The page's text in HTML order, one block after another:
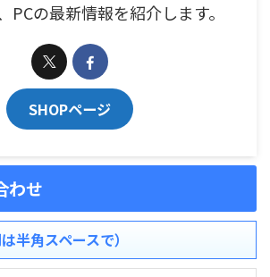
PCの最新情報を紹介します。
SHOPページ
わせ
半角スペースで）